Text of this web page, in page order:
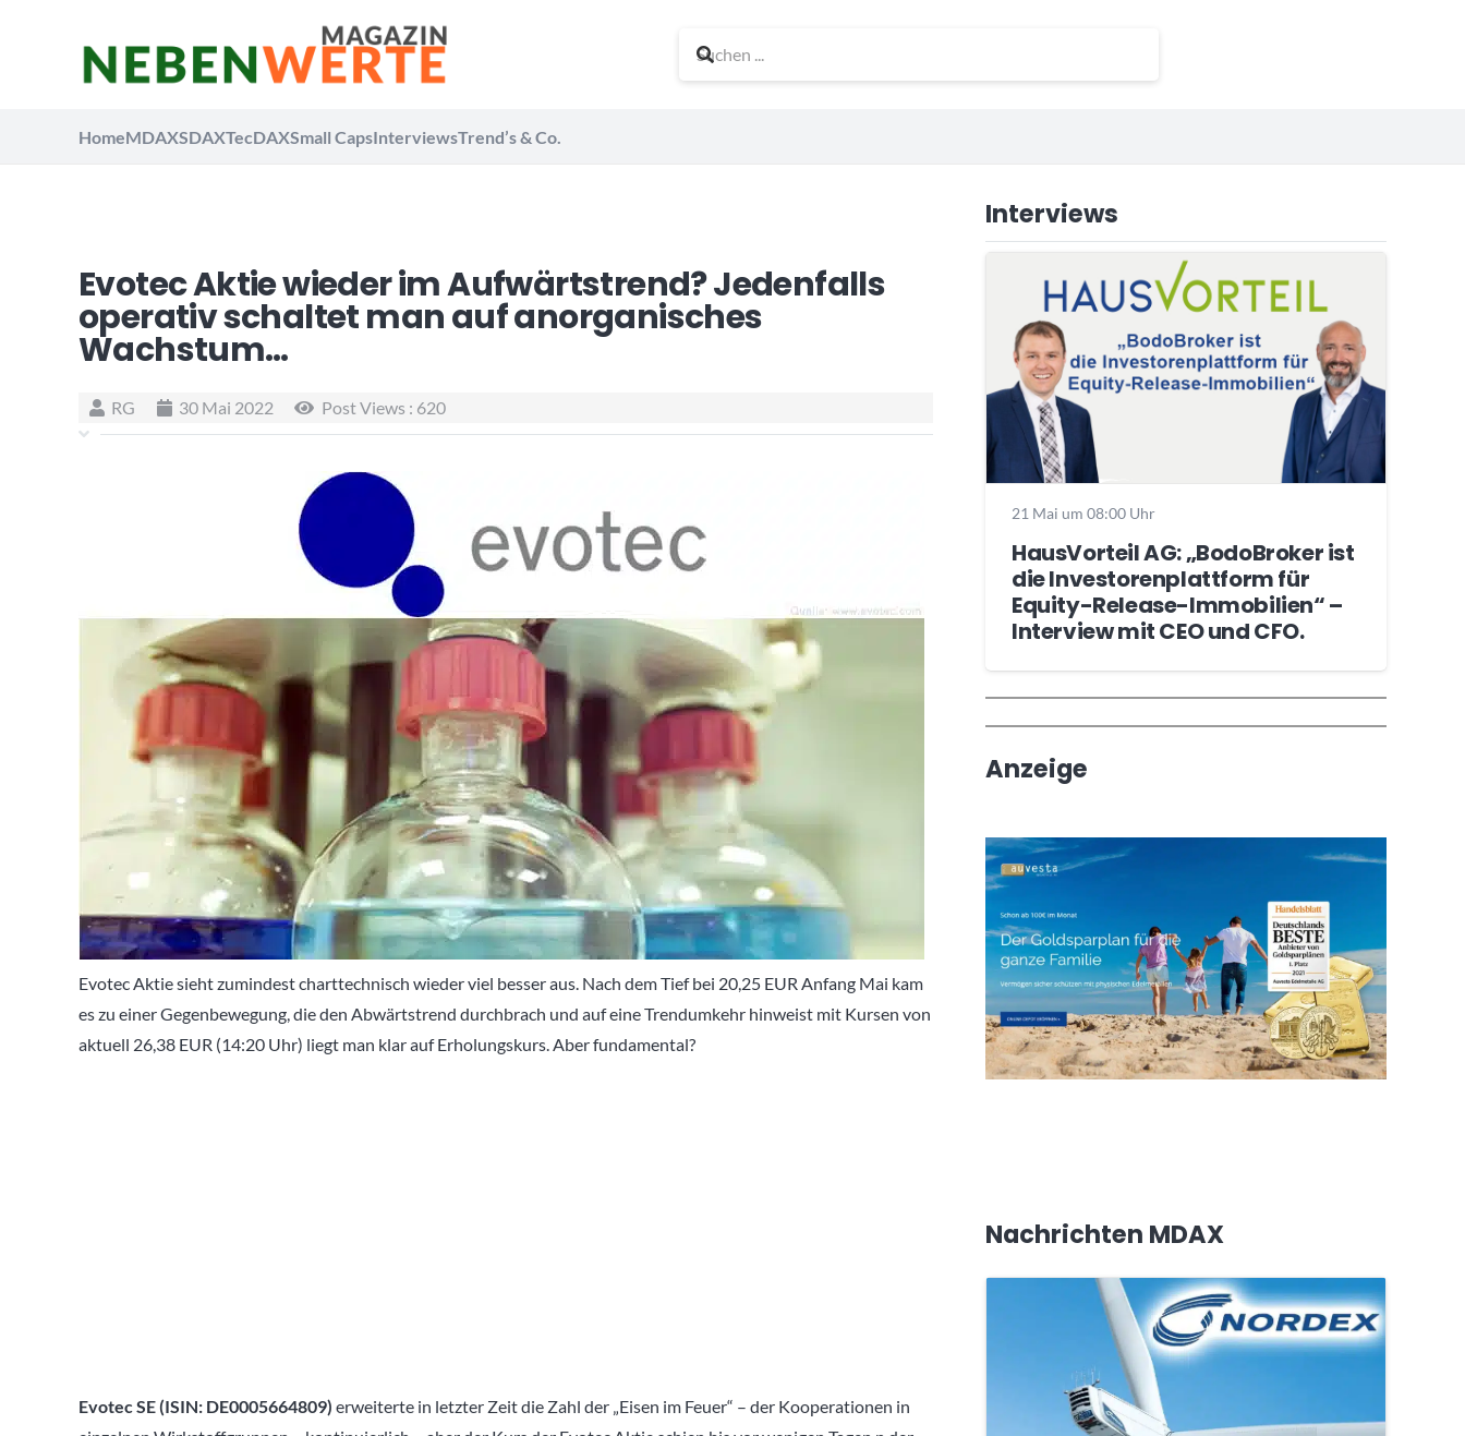
HomeMDAXSDAXTecDAXSmall CapsInterviewsTrend’s & Co.
Evotec Aktie wieder im Aufwärtstrend? Jedenfalls
operativ schaltet man auf anorganisches
Wachstum…
RG 30 Mai 2022 Post Views : 620
Evotec Aktie sieht zumindest charttechnisch wieder viel besser aus. Nach dem Tief bei 20,25 EUR Anfang Mai kam
es zu einer Gegenbewegung, die den Abwärtstrend durchbrach und auf eine Trendumkehr hinweist mit Kursen von
aktuell 26,38 EUR (14:20 Uhr) liegt man klar auf Erholungskurs. Aber fundamental?
Evotec SE (ISIN: DE0005664809) erweiterte in letzter Zeit die Zahl der „Eisen im Feuer“ – der Kooperationen in
Interviews
21 Mai um 08:00 Uhr
HausVorteil AG: „BodoBroker ist
die Investorenplattform für
Equity-Release-Immobilien“ –
Interview mit CEO und CFO.
Wochenrückblick
Trendthemen
Anzeige
Nachrichten MDAX